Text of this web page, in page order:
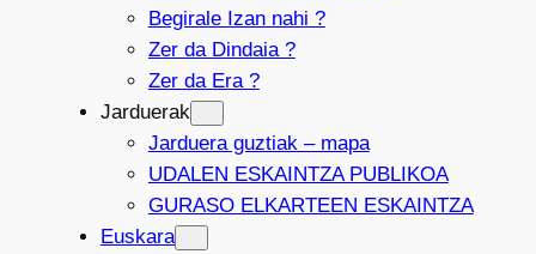
Begirale Izan nahi ?
Zer da Dindaia ?
Zer da Era ?
Jarduerak
Jarduera guztiak – mapa
UDALEN ESKAINTZA PUBLIKOA
GURASO ELKARTEEN ESKAINTZA
Euskara